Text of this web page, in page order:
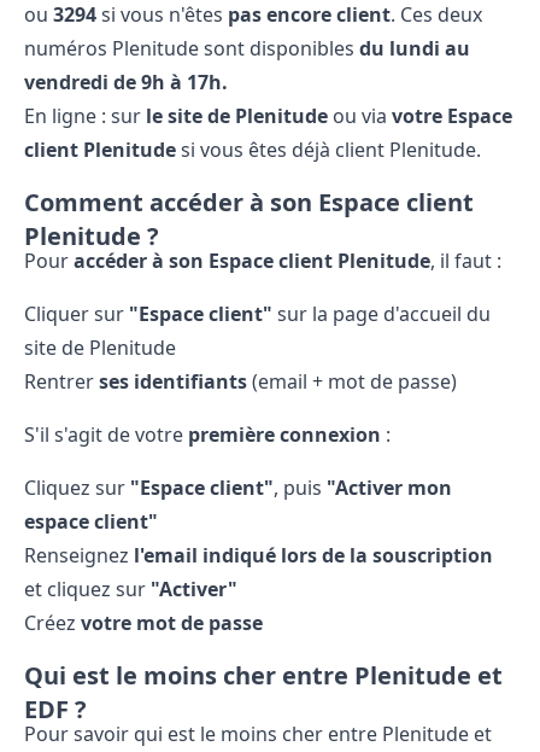
ou 3294si vous n'êtes pas encore client. Ces deux
numéros Plenitude sont disponibles du lundi au
vendredi de 9h à 17h.
En ligne : sur le site de Plenitude ou via votre Espace
client Plenitudesi vous êtes déjà client Plenitude.
Comment accéder à son Espace client
Plenitude ?
Pouraccéder à son Espace client Plenitude, il faut :
Cliquer sur "Espace client" sur la page d'accueil du
site de Plenitude
Rentrerses identifiants(email + mot de passe)
S'il s'agit de votre première connexion :
Cliquez sur "Espace client", puis "Activer mon
espace client"
Renseignez l'email indiqué lors de la souscription
et cliquez sur "Activer"
Créez votre mot de passe
Qui est le moins cher entre Plenitude et
EDF ?
Pour savoir qui est le moins cher entre Plenitude et